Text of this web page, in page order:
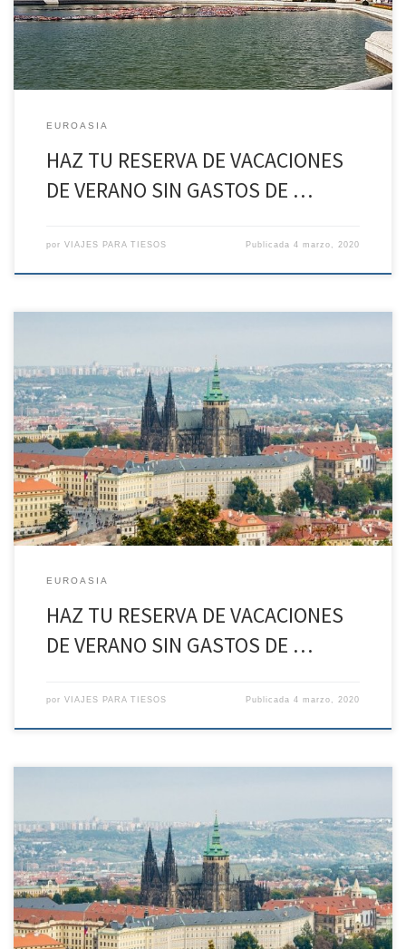
Por delante, apasionantes días para descubrir […]
EUROASIA
HAZ TU RESERVA DE VACACIONES
DE VERANO SIN GASTOS DE …
por VIAJES PARA TIESOS Publicada4 marzo, 2020
HAZ TU RESERVA DE VACACIONES DE VERANO SIN GASTOS DE
ANULACIÓN* CAPITALES IMPERIALES DEL 19 DE JUL AL 26 DE JUL
VUELOS DESDE SEVILLA CON ESCALA Día 1: Sevilla – Viena. Rumbo a
la ciudad de la música REGIMEN Cena Ponemos rumbo a Viena.
Por delante, apasionantes días para descubrir […]
EUROASIA
HAZ TU RESERVA DE VACACIONES
DE VERANO SIN GASTOS DE …
por VIAJES PARA TIESOS Publicada4 marzo, 2020
HAZ TU RESERVA DE VACACIONES DE VERANO SIN GASTOS DE
ANULACIÓN* CAPITALES IMPERIALES DEL 7 DE JUN AL 14 DE JUN
VUELOS DESDE SEVILLA CON ESCALA Día 1: Sevilla – Viena. Rumbo a
la ciudad de la música REGIMEN Cena Ponemos rumbo a Viena.
Por delante, apasionantes días para descubrir […]